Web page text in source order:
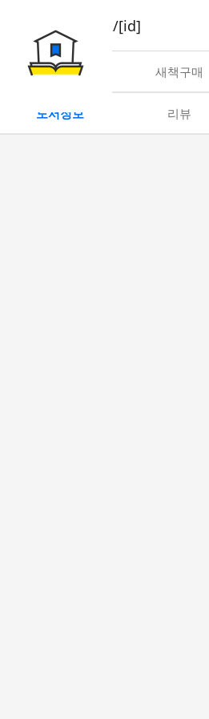
book/rent/[id]
대여 새책구매
도서정보 리뷰